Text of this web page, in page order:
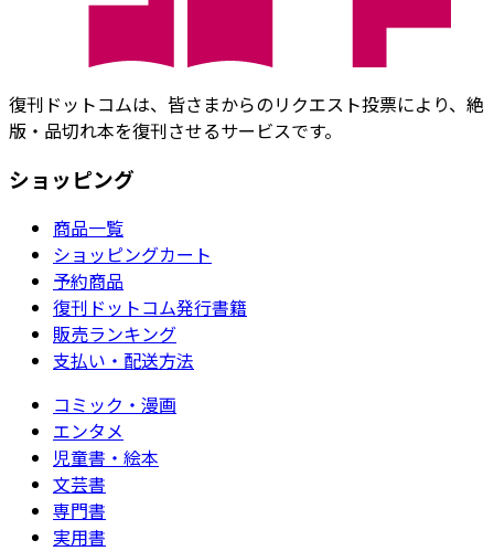
復刊ドットコムは、皆さまからのリクエスト投票により、絶
版・品切れ本を復刊させるサービスです。
ショッピング
商品一覧
ショッピングカート
予約商品
復刊ドットコム発行書籍
販売ランキング
支払い・配送方法
コミック・漫画
エンタメ
児童書・絵本
文芸書
専門書
実用書